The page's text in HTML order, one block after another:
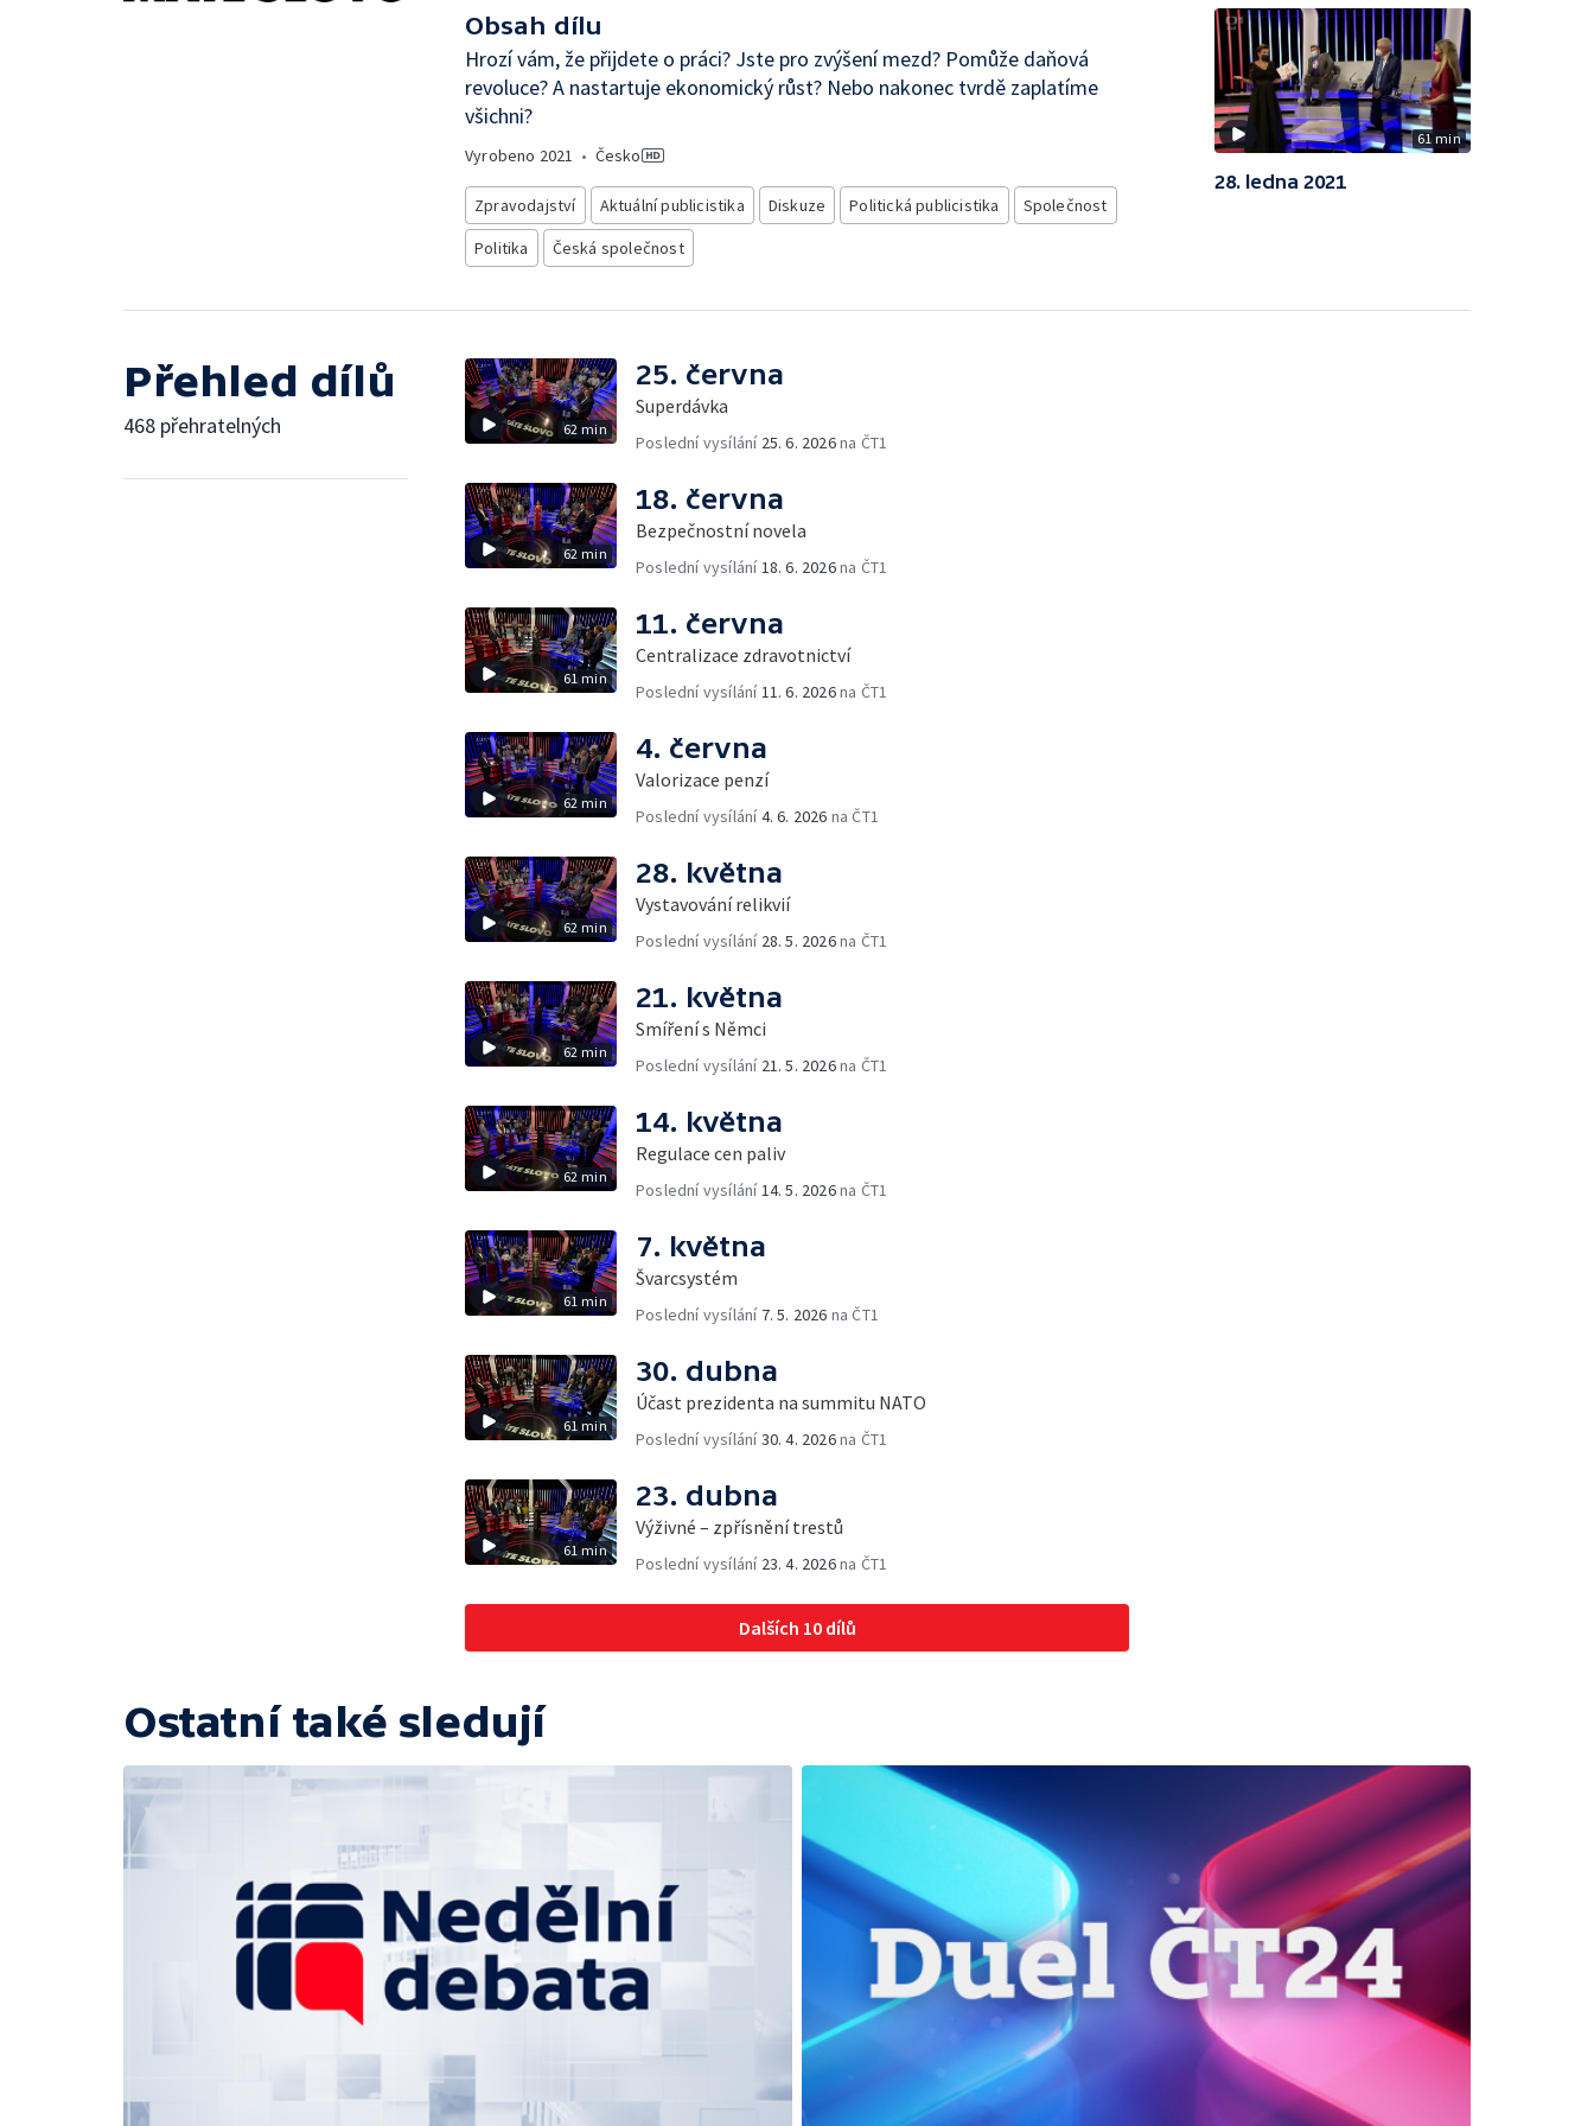
Obsah dílu
Hrozí vám, že přijdete o práci? Jste pro zvýšení mezd? Pomůže daňová
revoluce? A nastartuje ekonomický růst? Nebo nakonec tvrdě zaplatíme
všichni?
Vyrobeno 2021 • Česko
Zpravodajství Aktuální publicistika Diskuze Politická publicistika
Společnost
Politika
Česká společnost
61 min
28. ledna 2021
Přehled dílů
468 přehratelných 62 min
25. června
Superdávka
Poslední vysílání 25. 6. 2026na ČT1
62 min
18. června
Bezpečnostní novela
Poslední vysílání18. 6. 2026na ČT1
61 min
11. června
Centralizace zdravotnictví
Poslední vysílání11. 6. 2026na ČT1
62 min
4. června
Valorizace penzí
Poslední vysílání4. 6. 2026 na ČT1
62 min
28. května
Vystavování relikvií
Poslední vysílání 28. 5. 2026na ČT1
62 min
21. května
Smíření s Němci
Poslední vysílání 21. 5. 2026na ČT1
62 min
14. května
Regulace cen paliv
Poslední vysílání14. 5. 2026na ČT1
61 min
7. května
Švarcsystém
Poslední vysílání 7. 5. 2026 na ČT1
61 min
30. dubna
Účast prezidenta na summitu NATO
Poslední vysílání30. 4. 2026na ČT1
61 min
23. dubna
Výživné – zpřísnění trestů
Poslední vysílání 23. 4. 2026na ČT1
Dalších 10 dílů
Ostatní také sledují